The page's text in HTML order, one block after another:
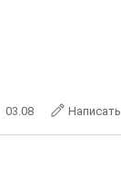
03.08 Написать